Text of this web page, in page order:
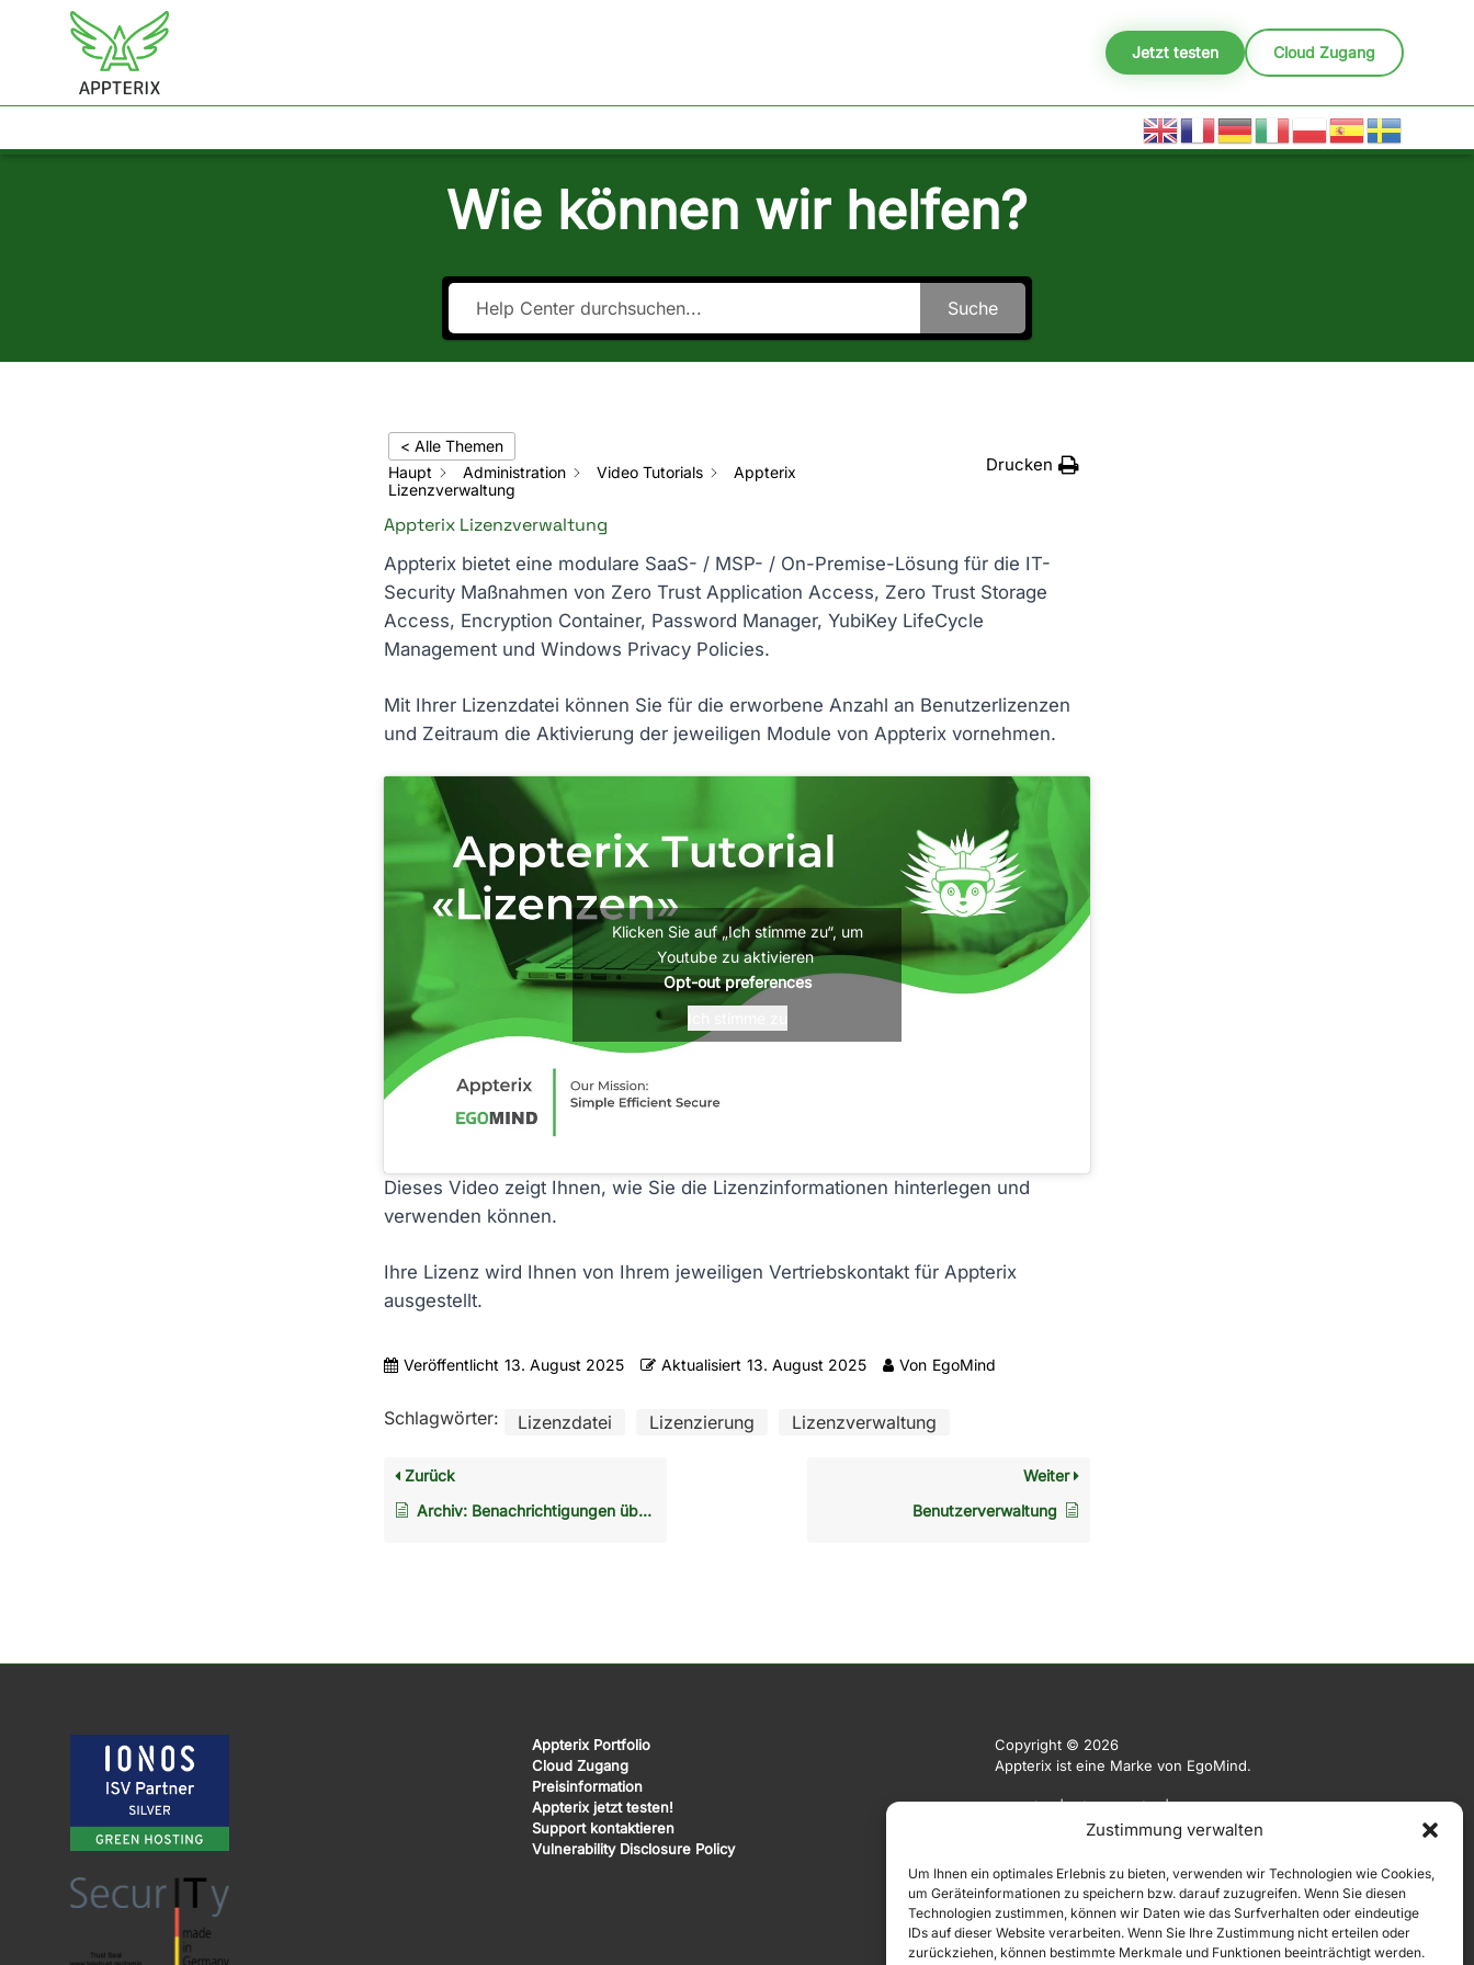
Zustimmung verwalten
Um Ihnen ein optimales Erlebnis zu bieten, verwenden wir Technologien wie Cookies,
um Geräteinformationen zu speichern bzw. darauf zuzugreifen. Wenn Sie diesen
Technologien zustimmen, können wir Daten wie das Surfverhalten oder eindeutige
IDs auf dieser Website verarbeiten. Wenn Sie Ihre Zustimmung nicht erteilen oder
zurückziehen, können bestimmte Merkmale und Funktionen beeinträchtigt werden.
Jetzt testen Cloud Zugang
Wie können wir helfen?
Suche
< Alle Themen
Haupt
Administration Video Tutorials
Appterix
Lizenzverwaltung
Drucken
Appterix Lizenzverwaltung
Appterix bietet eine modulare SaaS- / MSP- / On-Premise-Lösung für die IT-
Security Maßnahmen von Zero Trust Application Access, Zero Trust Storage
Access, Encryption Container, Password Manager, YubiKey LifeCycle
Management und Windows Privacy Policies.
Mit Ihrer Lizenzdatei können Sie für die erworbene Anzahl an Benutzerlizenzen
und Zeitraum die Aktivierung der jeweiligen Module von Appterix vornehmen.
Klicken Sie auf „Ich stimme zu“, um
Youtube zu aktivieren
Opt-out preferences
Dieses Video zeigt Ihnen, wie Sie die Lizenzinformationen hinterlegen und
verwenden können.
Ihre Lizenz wird Ihnen von Ihrem jeweiligen Vertriebskontakt für Appterix
ausgestellt.
Veröffentlicht 13. August 2025 Aktualisiert 13. August 2025 Von EgoMind
Schlagwörter: Lizenzdatei Lizenzierung Lizenzverwaltung
Zurück
Archiv: Benachrichtigungen über gesperrte Anwendungen & YubiKey Verwendung
Weiter
Benutzerverwaltung
Appterix Portfolio
Cloud Zugang
Preisinformation
Appterix jetzt testen!
Support kontaktieren
Vulnerability Disclosure Policy
Copyright © 2026
Appterix ist eine Marke von EgoMind.
EgoMind|Privacy Policy|Impressum
Sprachen werden automatisiert und KI-basiert angeboten.
Hierauf übernehmen wir keine Gewähr.